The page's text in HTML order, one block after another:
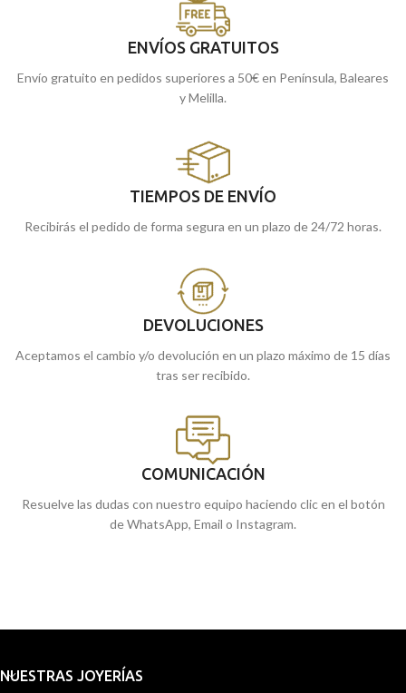
ENVÍOS GRATUITOS
Envío gratuito en pedidos superiores a 50€ en Península, Baleares
y Melilla.
TIEMPOS DE ENVÍO
Recibirás el pedido de forma segura en un plazo de 24/72 horas.
DEVOLUCIONES
Aceptamos el cambio y/o devolución en un plazo máximo de 15 días
tras ser recibido.
COMUNICACIÓN
Resuelve las dudas con nuestro equipo haciendo clic en el botón
de WhatsApp, Email o Instagram.
NUESTRAS JOYERÍAS